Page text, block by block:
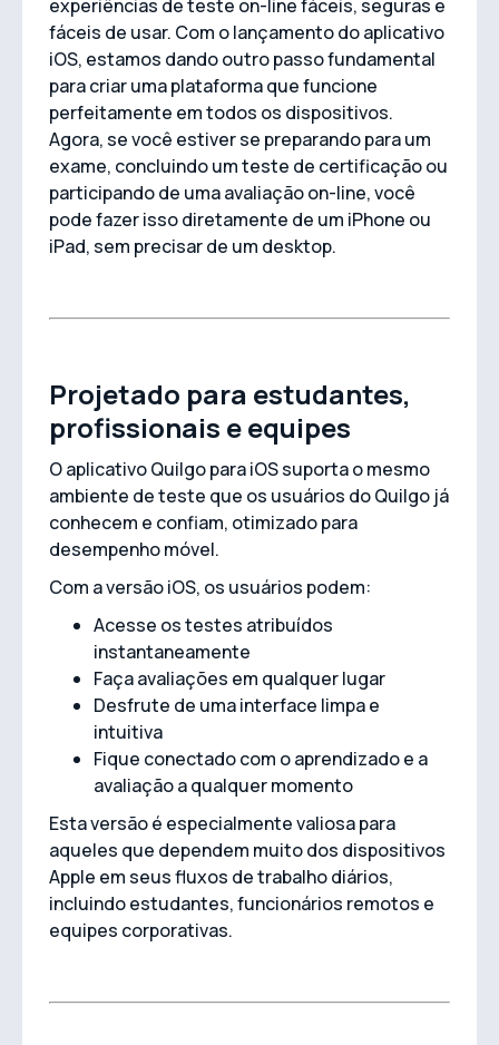
experiências de teste on-line fáceis, seguras e
fáceis de usar. Com o lançamento do aplicativo
iOS, estamos dando outro passo fundamental
para criar uma plataforma que funcione
perfeitamente em todos os dispositivos.
Agora, se você estiver se preparando para um
exame, concluindo um teste de certificação ou
participando de uma avaliação on-line, você
pode fazer isso diretamente de um iPhone ou
iPad, sem precisar de um desktop.
Projetado para estudantes,
profissionais e equipes
O aplicativo Quilgo para iOS suporta o mesmo
ambiente de teste que os usuários do Quilgo já
conhecem e confiam, otimizado para
desempenho móvel.
Com a versão iOS, os usuários podem:
Acesse os testes atribuídos
instantaneamente
Faça avaliações em qualquer lugar
Desfrute de uma interface limpa e
intuitiva
Fique conectado com o aprendizado e a
avaliação a qualquer momento
Esta versão é especialmente valiosa para
aqueles que dependem muito dos dispositivos
Apple em seus fluxos de trabalho diários,
incluindo estudantes, funcionários remotos e
equipes corporativas.